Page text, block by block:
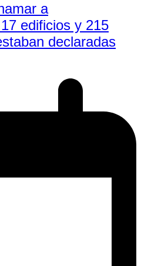
a
edificios y 215
declaradas